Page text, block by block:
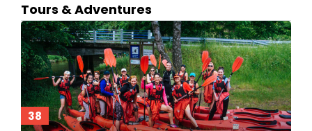
Tours & Adventures
38